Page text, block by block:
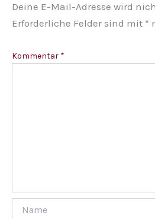
Deine E-Mail-Adresse wird
Erforderliche Felder sind mit *
Kommentar *